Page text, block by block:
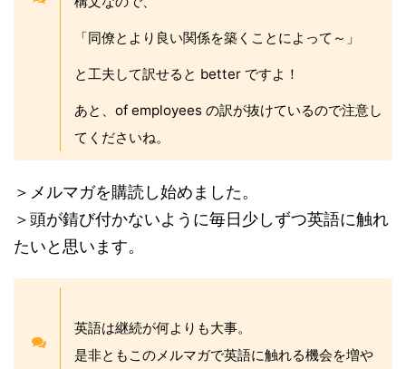
「同僚とより良い関係を築くことによって～」
と工夫して訳せると better ですよ！
あと、of employees の訳が抜けているので注意し
てくださいね。
＞メルマガを購読し始めました。
＞頭が錆び付かないように毎日少しずつ英語に触れ
たいと思います。
英語は継続が何よりも大事。
是非ともこのメルマガで英語に触れる機会を増や